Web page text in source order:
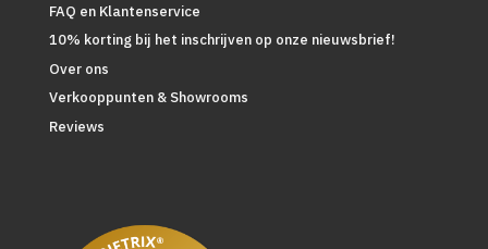
FAQ en Klantenservice
10% korting bij het inschrijven op onze nieuwsbrief!
Over ons
Verkooppunten & Showrooms
Reviews